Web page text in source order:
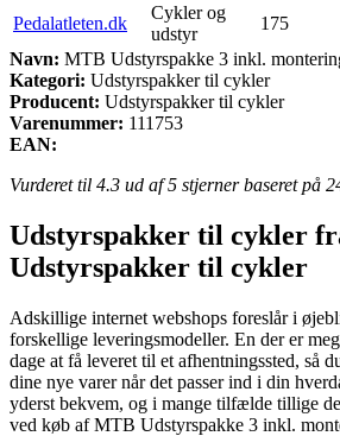
Pedalatleten.dk
Cykler og
udstyr
175
Navn: MTB Udstyrspakke 3 inkl.
Kategori: Udstyrspakker til cykler
Producent: Udstyrspakker til cykler
Varenummer: 111753
EAN:
Vurderet til 4.3 ud af 5 stjerner baseret på
Udstyrspakker til cykler
Udstyrspakker til cykler
Adskillige internet webshops foreslår i
forskellige leveringsmodeller. En der er
dage at få leveret til et afhentningssted, så
dine nye varer når det passer ind i din
yderst bekvem, og i mange tilfælde tillige
ved køb af MTB Udstyrspakke 3 inkl.